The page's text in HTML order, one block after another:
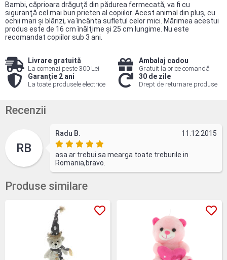
Bambi, căprioara drăguţă din pădurea fermecată, va fi cu
siguranţă cel mai bun prieten al copiilor. Acest animal din pluş, cu
ochii mari şi blânzi, va încânta sufletul celor mici. Mărimea acestui
produs este de 16 cm înălţime şi 25 cm lungime. Nu este
recomandat copiilor sub 3 ani.
Livrare gratuită
La comenzi peste 300 Lei
Ambalaj cadou
Gratuit la orice comandă
Garanție 2 ani
La toate produsele electrice
30 de zile
Drept de returnare produse
Recenzii
RB
Radu B. 11.12.2015
asa ar trebui sa mearga toate treburile in
Romania,bravo.
Produse similare